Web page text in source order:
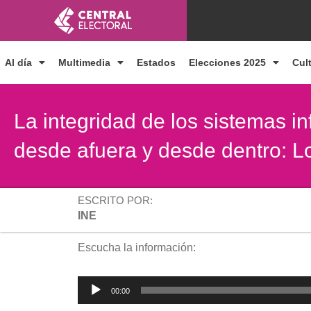
contenido
Al día Multimedia Estados Elecciones 2025
La integridad de los sistemas
desde afuera y desde dentro:
ESCRITO POR:
INE
Escucha la información:
Reproductor
de
00:00